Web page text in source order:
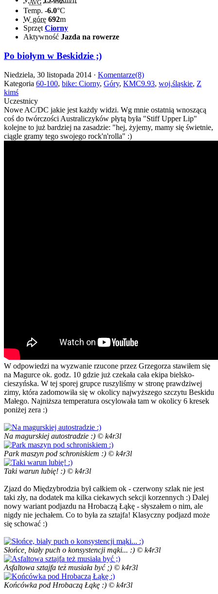
AVG
Temp. -6.0°C
W górę 692m
Sprzęt Ciorny
Aktywność Jazda na rowerze
Po biołym w Beskidzie ;)
Niedziela, 30 listopada 2014 · Komentarze(8)
Kategoria 60-100, bike: Ciorny, Góry, KMC9.93, woj.śląskie, Z
kimś
Uczestnicy
Nowe AC/DC jakie jest każdy widzi. Wg mnie ostatnią wnoszącą
coś do twórczości Australiczyków płytą była "Stiff Upper Lip"
kolejne to już bardziej na zasadzie: "hej, żyjemy, mamy się świetnie,
ciągle gramy tego swojego rock'n'rolla" :)
W odpowiedzi na wyzwanie rzucone przez Grzegorza stawiłem się
na Magurce ok. godz. 10 gdzie już czekała cała ekipa bielsko-
cieszyńska. W tej sporej grupce ruszyliśmy w stronę prawdziwej
zimy, która zadomowiła się w okolicy najwyższego szczytu Beskidu
Małego. Najniższa temperatura oscylowała tam w okolicy 6 kresek
poniżej zera :)
Na magurskiej autostradzie :) © k4r3l
Park maszyn pod schroniskiem :) © k4r3l
Taki warun lubię! :) © k4r3l
Zjazd do Międzybrodzia był całkiem ok - czerwony szlak nie jest
taki zły, na dodatek ma kilka ciekawych sekcji korzennych :) Dalej
nowy wariant podjazdu na Hrobaczą Łąkę - słyszałem o nim, ale
nigdy nie jechałem. Co to była za sztajfa! Klasyczny podjazd może
się schować :)
Słońce, biały puch o konsystencji mąki... :) © k4r3l
Asfaltowa sztajfa też musiała być ;) © k4r3l
Końcówka pod Hrobaczą Łąkę :) © k4r3l